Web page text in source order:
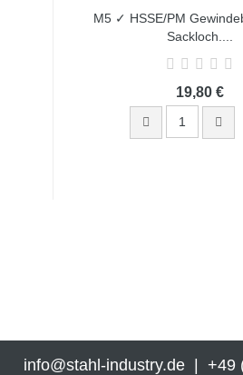
M5 ✓ HSSE/PM
Sackloch,...
19,80 €
info@stahl-industry.de | +49